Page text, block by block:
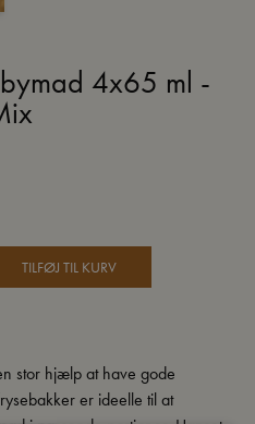
4x65 ml -
TILFØJ TIL KURV
stor hjælp at have gode
er ideelle til at